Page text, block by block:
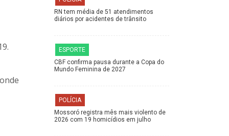
RN tem média de 51 atendimentos
diários por acidentes de trânsito
ESPORTE
CBF confirma pausa durante a Copa do
Mundo Feminina de 2027
POLÍCIA
Mossoró registra mês mais violento de
2026 com 19 homicídios em julho